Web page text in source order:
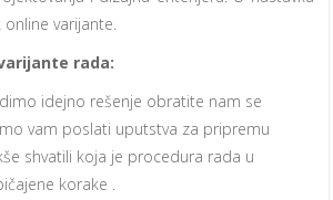
varijante.
rada:
idejno rešenje obratite nam se
vam poslati uputstva za pripremu
shvatili koja je procedura rada u
korake .